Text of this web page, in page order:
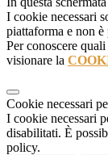
I cookie necessari
piattaforma e non
Per conoscere
visionare la
Cookie necessari
I cookie necessari
disabilitati. È
policy.